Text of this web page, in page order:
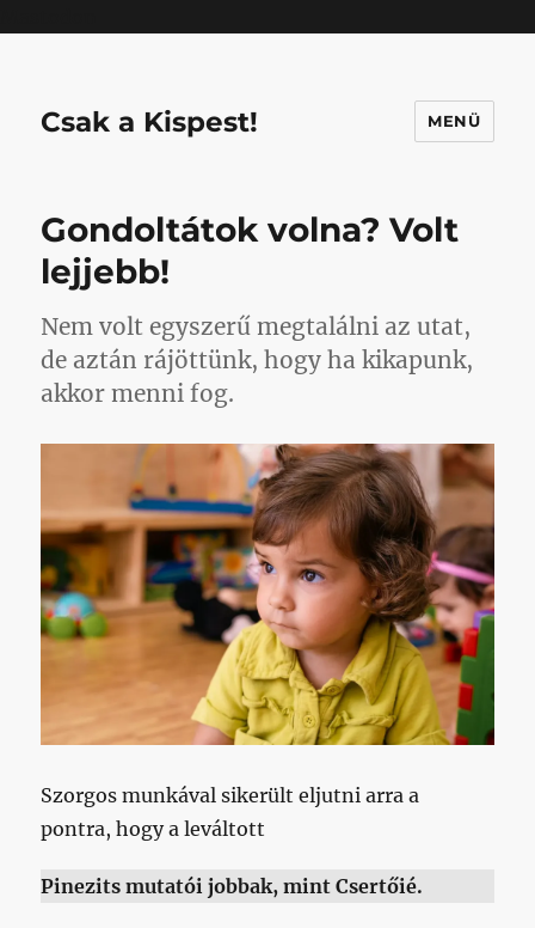
Csak a Kispest! MENÜ
Gondoltátok volna? Volt
lejjebb!
Nem volt egyszerű megtalálni az utat,
de aztán rájöttünk, hogy ha kikapunk,
akkor menni fog.
Szorgos munkával sikerült eljutni arra a
pontra, hogy a leváltott
Pinezits mutatói jobbak, mint Csertőié.